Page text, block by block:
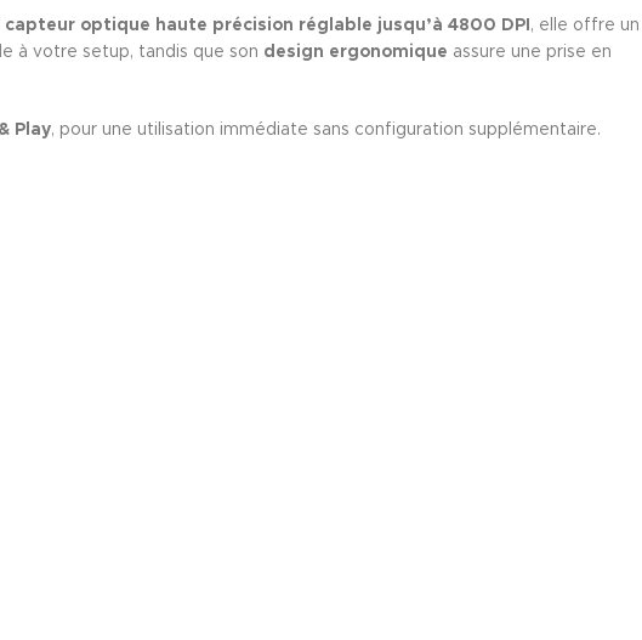
capteur optique haute précision réglable jusqu’à 4800 DPI , elle offre un
à votre setup, tandis que son design ergonomique assure une prise en
Play, pour une utilisation immédiate sans configuration supplémentaire.